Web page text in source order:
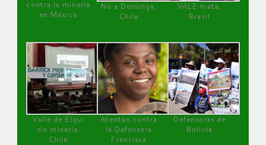
contra la minería
en México
No a Dominga,
Chile
VALE mata,
Brasil
Valle de Elqui
sin minería.
Chile
Atentan contra
la Defensora
Francisca
Defensoras de
Bolivia